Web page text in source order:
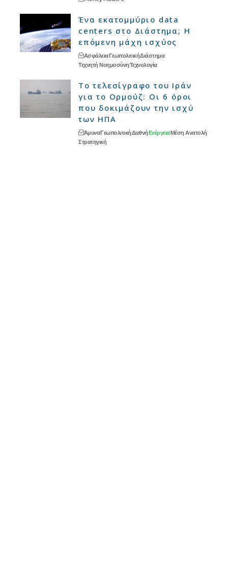
Ένα εκατομμύριο data
centers στο Διάστημα; Η
επόμενη μάχη ισχύος
ΑσφάλειαΓεωπολιτικήΔιάστημα
Τεχνητή ΝοημοσύνηΤεχνολογία
Το τελεσίγραφο του Ιράν
για το Ορμούζ: Οι 6 όροι
που δοκιμάζουν την ισχύ
των ΗΠΑ
ΆμυναΓεωπολιτικήΔιεθνήΕνέργειαΜέση Ανατολή
Στρατηγική